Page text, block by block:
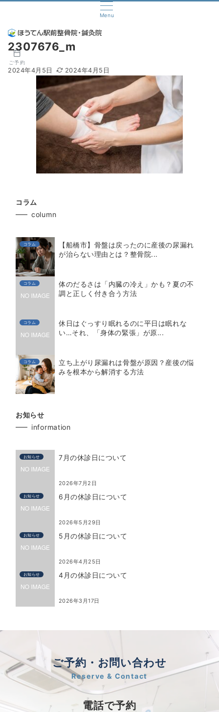
Menu
ご予約
2307676_m
2024年4月5日 2024年4月5日
コラム
column
コラム
【船橋市】骨盤は戻ったのに産後の尿漏れ
が治らない理由とは？整骨院...
コラム
体のだるさは「内臓の冷え」かも？夏の不
調と正しく付き合う方法
コラム
休日はぐっすり眠れるのに平日は眠れな
い…それ、「身体の緊張」が原...
コラム
立ち上がり尿漏れは骨盤が原因？産後の悩
みを根本から解消する方法
お知らせ
information
お知らせ 7月の休診日について
2026年7月2日
お知らせ 6月の休診日について
2026年5月29日
お知らせ 5月の休診日について
2026年4月25日
お知らせ 4月の休診日について
2026年3月17日
ご予約・お問い合わせ
Reserve & Contact
電話で予約